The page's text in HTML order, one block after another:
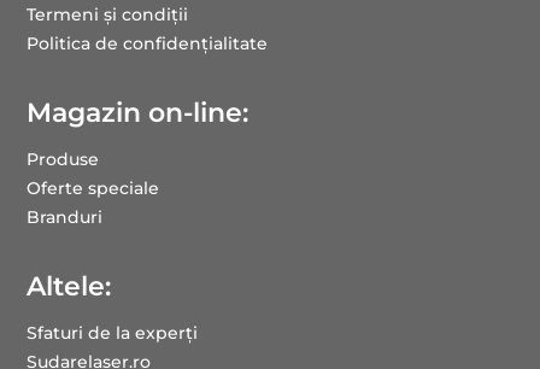
Termeni și condiții
Politica de confidențialitate
Magazin on-line:
Produse
Oferte speciale
Branduri
Altele:
Sfaturi de la experți
Sudarelaser.ro